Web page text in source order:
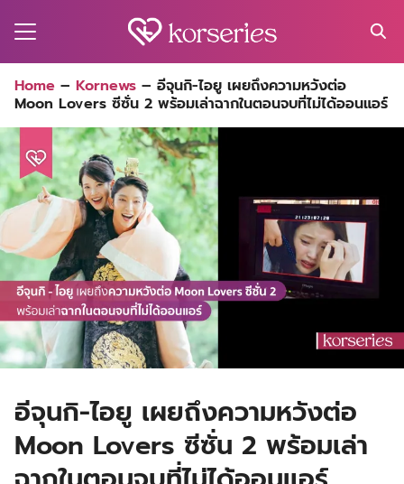
for:
Home – Kornews – อีจุนกิ-ไอยู เผยถึงความหวังต่อ
Moon Lovers ซีซั่น 2 พร้อมเล่าฉากในตอนจบที่ไม่ได้ออนแอร์
อีจุนกิ-ไอยู เผยถึงความหวังต่อ
Moon Lovers ซีซั่น 2 พร้อมเล่า